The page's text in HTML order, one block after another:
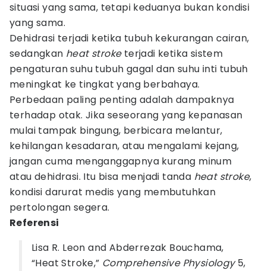
situasi yang sama, tetapi keduanya bukan kondisi
yang sama.
Dehidrasi terjadi ketika tubuh kekurangan cairan,
sedangkan heat stroketerjadi ketika sistem
pengaturan suhu tubuh gagal dan suhu inti tubuh
meningkat ke tingkat yang berbahaya.
Perbedaan paling penting adalah dampaknya
terhadap otak. Jika seseorang yang kepanasan
mulai tampak bingung, berbicara melantur,
kehilangan kesadaran, atau mengalami kejang,
jangan cuma menganggapnya kurang minum
atau dehidrasi. Itu bisa menjadi tanda heat stroke,
kondisi darurat medis yang membutuhkan
pertolongan segera.
Referensi
Lisa R. Leon and Abderrezak Bouchama,
“Heat Stroke,” Comprehensive Physiology5,